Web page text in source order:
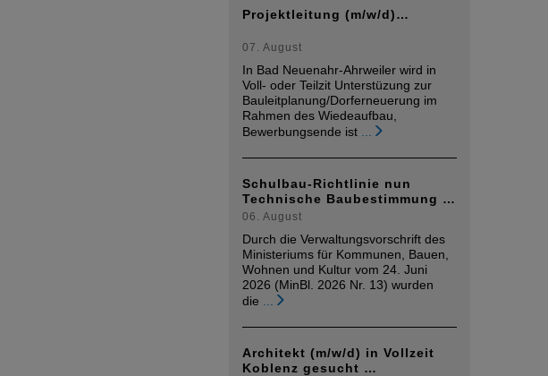
Projektleitung (m/w/d)…
07. August
In Bad Neuenahr-Ahrweiler wird in
Voll- oder Teilzit Unterstüzung zur
Bauleitplanung/Dorferneuerung im
Rahmen des Wiedeaufbau,
Bewerbungsende ist
Schulbau-Richtlinie nun
Technische Baubestimmung …
06. August
Durch die Verwaltungsvorschrift des
Ministeriums für Kommunen, Bauen,
Wohnen und Kultur vom 24. Juni
2026 (MinBl. 2026 Nr. 13) wurden
die
Architekt (m/w/d) in Vollzeit
Koblenz gesucht …